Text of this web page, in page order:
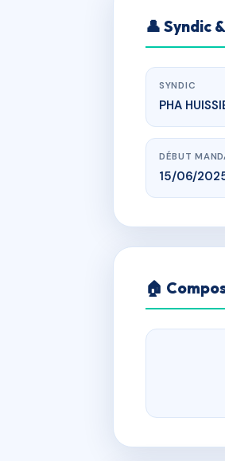
👤 Syndic
SYNDIC
PHA
DÉBUT
15/06/
🏠